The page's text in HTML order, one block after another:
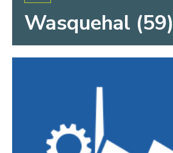
Wasquehal (59)